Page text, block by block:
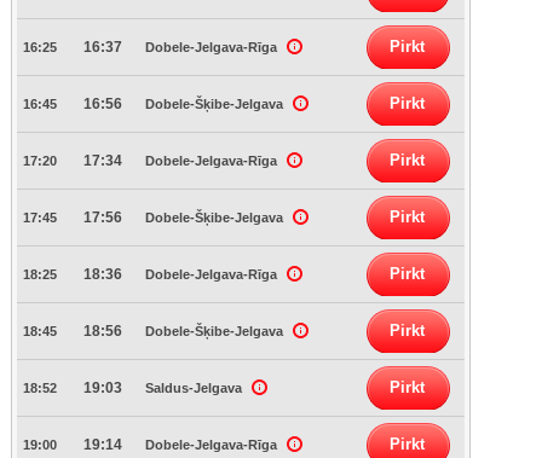
16:25 16:37 Dobele-Jelgava-Rīga Pirkt
16:45 16:56 Dobele-Šķibe-Jelgava Pirkt
17:20 17:34 Dobele-Jelgava-Rīga Pirkt
17:45 17:56 Dobele-Šķibe-Jelgava Pirkt
18:25 18:36 Dobele-Jelgava-Rīga Pirkt
18:45 18:56 Dobele-Šķibe-Jelgava Pirkt
18:52 19:03 Saldus-Jelgava Pirkt
19:00 19:14 Dobele-Jelgava-Rīga Pirkt